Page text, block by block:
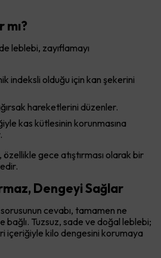
mı?
leblebi, zayıflamayı
indeksli olduğu için kan şekerini
hareketlerini düzenler.
kas kütlesinin korunmasına
gece atıştırması olarak bir
Dengeyi Sağlar
sorusunun cevabı, tamamen ne
bağlı. Tuzsuz, sade ve doğal leblebi;
içeriğiyle kilo dengesini korumaya